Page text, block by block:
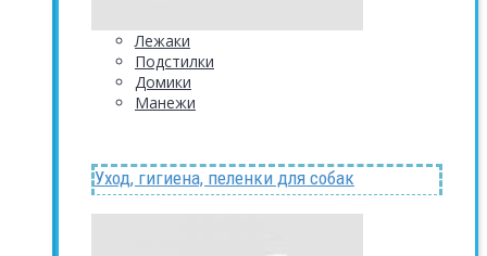
Лежаки
Подстилки
Домики
Манежи
Уход, гигиена, пеленки для собак